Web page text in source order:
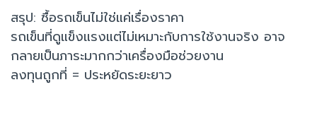
สรุป: ซื้อรถเข็นไม่ใช่แค่เรื่องราคา
รถเข็นที่ดูแข็งแรงแต่ไม่เหมาะกับการใช้งานจริง อาจ
กลายเป็นภาระมากกว่าเครื่องมือช่วยงาน
ลงทุนถูกที่ = ประหยัดระยะยาว